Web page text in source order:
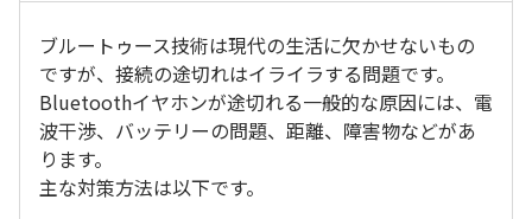
ブルートゥース技術は現代の生活に欠かせないもの
ですが、接続の途切れはイライラする問題です。
Bluetoothイヤホンが途切れる一般的な原因には、電
波干渉、バッテリーの問題、距離、障害物などがあ
ります。
主な対策方法は以下です。